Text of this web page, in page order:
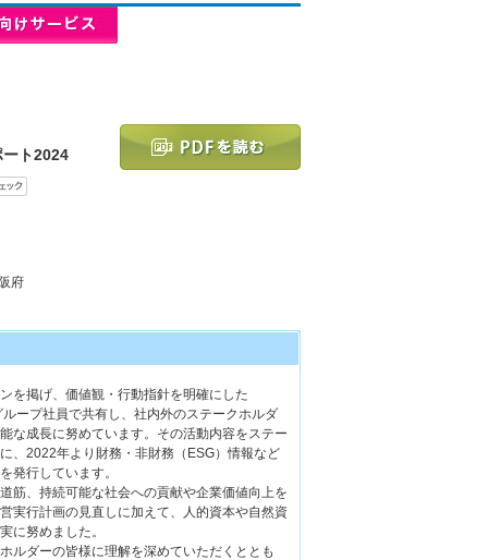
ト2024
府
を掲げ、価値観・行動指針を明確にした
ープ社員で共有し、社内外のステークホルダ
な成長に努めています。その活動内容をステー
、2022年より財務・非財務（ESG）情報など
発行しています。
、持続可能な社会への貢献や企業価値向上を
実行計画の見直しに加えて、人的資本や自然資
に努めました。
ダーの皆様に理解を深めていただくととも